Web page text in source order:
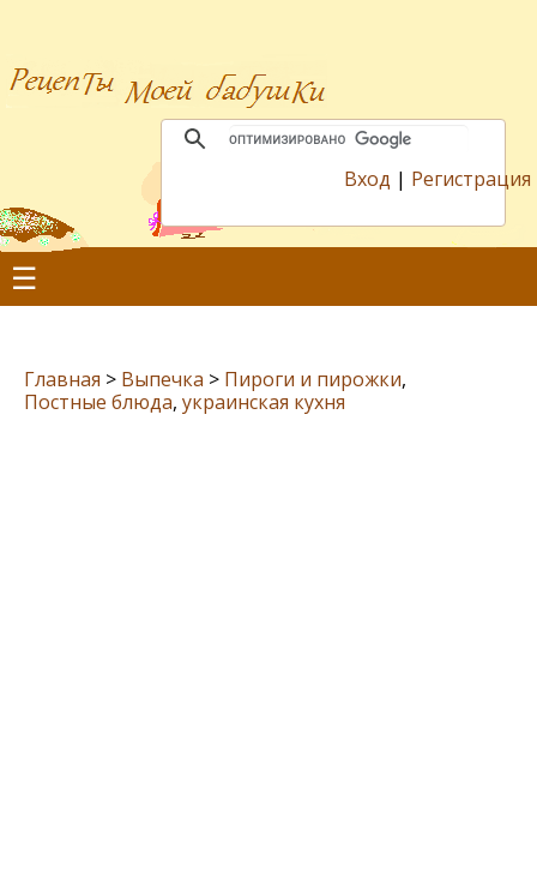
Вход | Регистрация
☰
Главная > Выпечка > Пироги и пирожки,
Постные блюда, украинская кухня